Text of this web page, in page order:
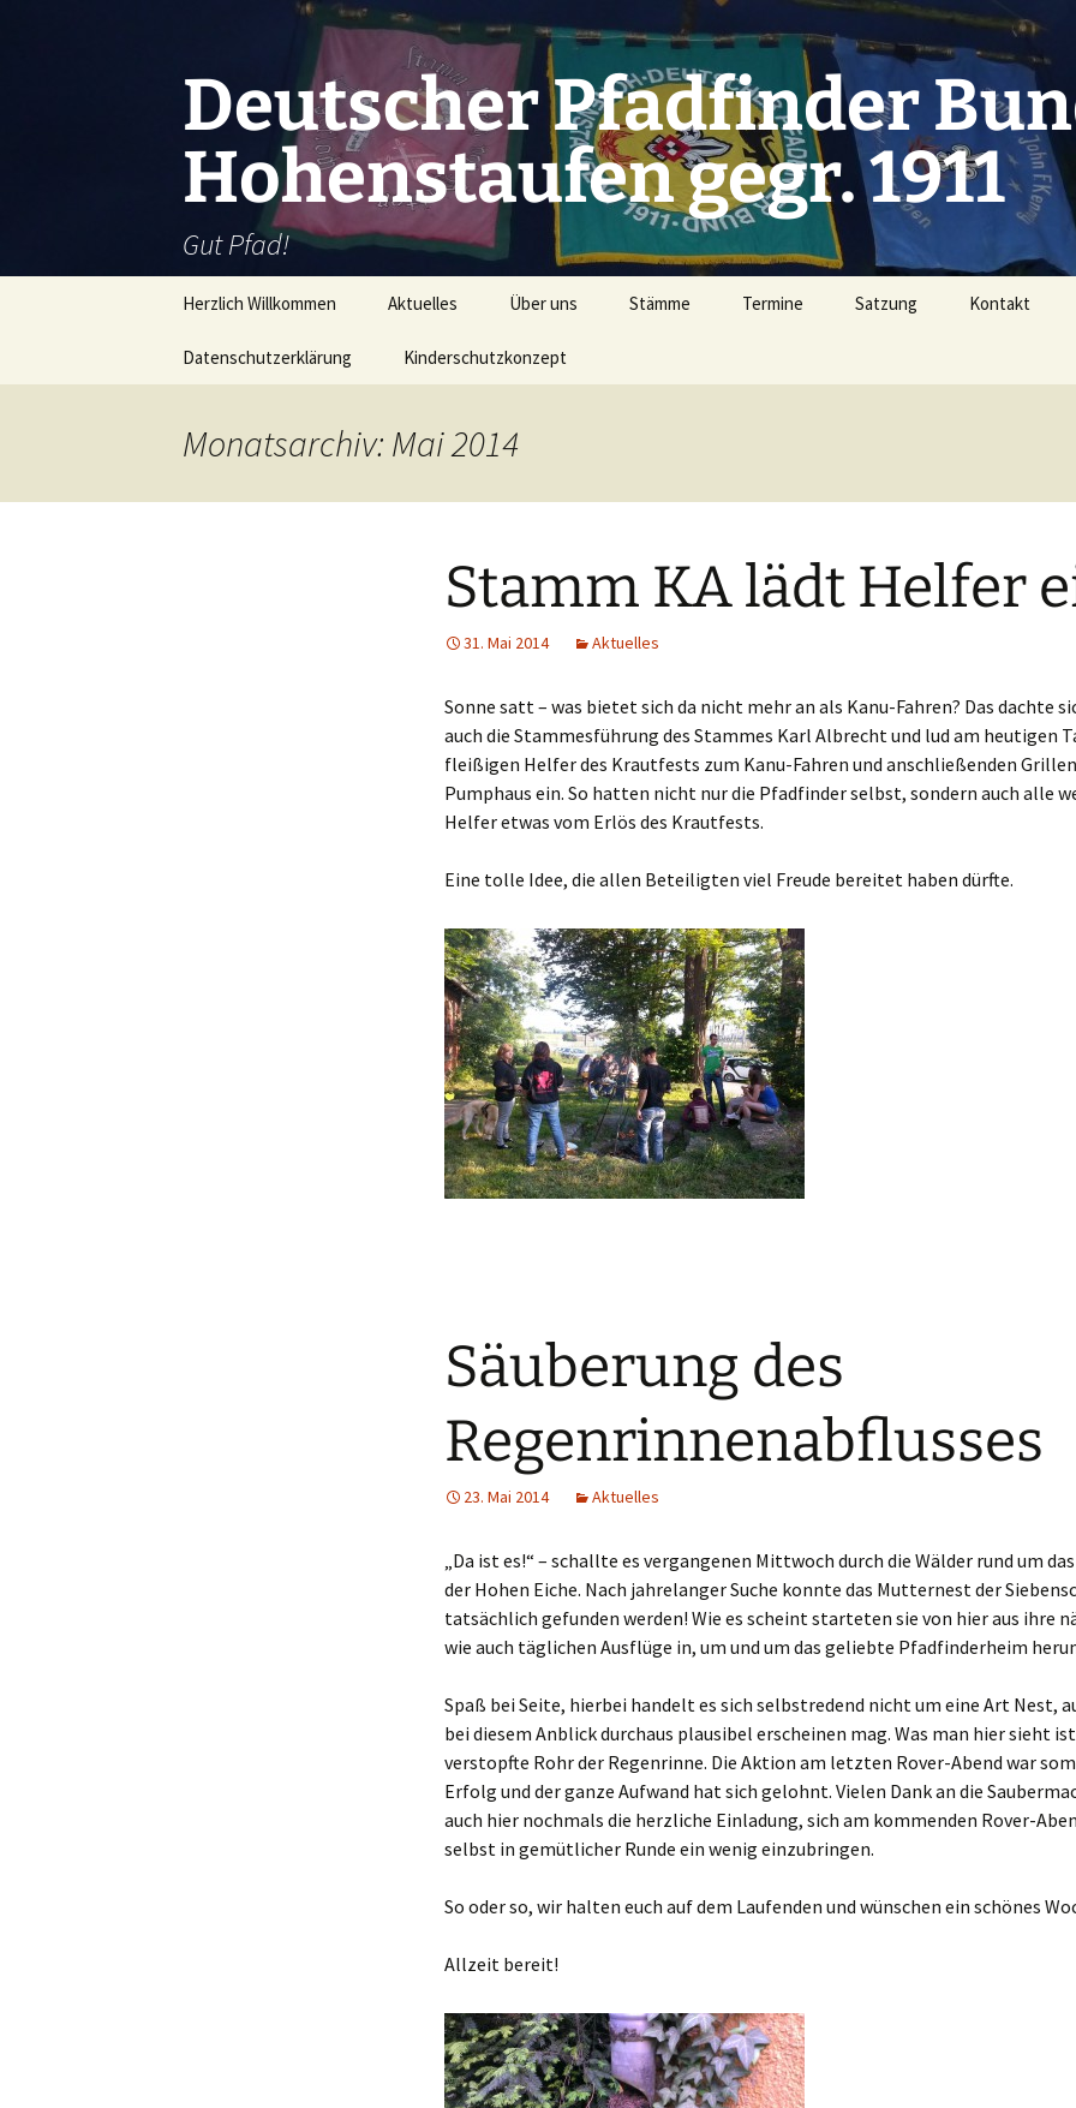
Deutscher Pfadfinder
Hohenstaufen gegr. 1911
Gut Pfad!
Herzlich Willkommen Aktuelles Über uns
Kurier
Stämme Termine Satzung Kontakt
Datenschutzerklärung Kinderschutzkonzept
Monatsarchiv: Mai 2014
Stamm KA lädt Helfer
31. Mai 2014 Aktuelles
Sonne satt – was bietet sich da nicht mehr an als Kanu-Fahren? Das dachte
auch die Stammesführung des Stammes Karl Albrecht und lud am heutigen
fleißigen Helfer des Krautfests zum Kanu-Fahren und anschließenden
Pumphaus ein. So hatten nicht nur die Pfadfinder selbst, sondern auch alle
Helfer etwas vom Erlös des Krautfests.
Eine tolle Idee, die allen Beteiligten viel Freude bereitet haben dürfte.
Säuberung des
Regenrinnenabflusses
23. Mai 2014 Aktuelles
„Da ist es!“ – schallte es vergangenen Mittwoch durch die Wälder rund um
der Hohen Eiche. Nach jahrelanger Suche konnte das Mutternest der
tatsächlich gefunden werden! Wie es scheint starteten sie von hier aus ihre
wie auch täglichen Ausflüge in, um und um das geliebte Pfadfinderheim
Spaß bei Seite, hierbei handelt es sich selbstredend nicht um eine Art Nest,
bei diesem Anblick durchaus plausibel erscheinen mag. Was man hier sieht
verstopfte Rohr der Regenrinne. Die Aktion am letzten Rover-Abend war
Erfolg und der ganze Aufwand hat sich gelohnt. Vielen Dank an die
auch hier nochmals die herzliche Einladung, sich am kommenden Rover-
selbst in gemütlicher Runde ein wenig einzubringen.
So oder so, wir halten euch auf dem Laufenden und wünschen ein schönes
Allzeit bereit!